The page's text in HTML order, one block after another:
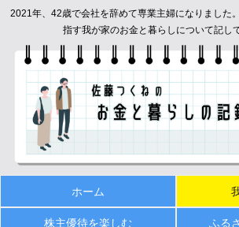
2021年、42歳で会社を辞めて専業主婦になりました
指す我が家のお金と暮らしについて記し
ホーム
株主優待を楽しむ ふる